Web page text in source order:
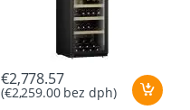
€2,778.57
(€2,259.00bez dph)